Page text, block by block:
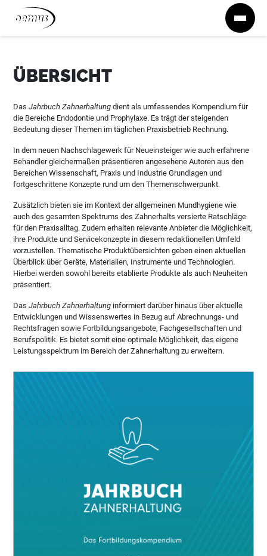
Zum Inhalt springen
ÜBERSICHT
DasJahrbuch Zahnerhaltung dient als umfassendes Kompendium für
die Bereiche Endodontie und Prophylaxe. Es trägt der steigenden
Bedeutung dieser Themen im täglichen Praxisbetrieb Rechnung.
In dem neuen Nachschlagewerk für Neueinsteiger wie auch erfahrene
Behandler gleichermaßen präsentieren angesehene Autoren aus den
Bereichen Wissenschaft, Praxis und Industrie Grundlagen und
fortgeschrittene Konzepte rund um den Themenschwerpunkt.
Zusätzlich bieten sie im Kontext der allgemeinen Mundhygiene wie
auch des gesamten Spektrums des Zahnerhalts versierte Ratschläge
für den Praxisalltag. Zudem erhalten relevante Anbieter die Möglichkeit,
ihre Produkte und Servicekonzepte in diesem redaktionellen Umfeld
vorzustellen. Thematische Produktübersichten geben einen aktuellen
Überblick über Geräte, Materialien, Instrumente und Technologien.
Hierbei werden sowohl bereits etablierte Produkte als auch Neuheiten
präsentiert.
DasJahrbuch Zahnerhaltung informiert darüber hinaus über aktuelle
Entwicklungen und Wissenswertes in Bezug auf Abrechnungs- und
Rechtsfragen sowie Fortbildungsangebote, Fachgesellschaften und
Berufspolitik. Es bietet somit eine optimale Möglichkeit, das eigene
Leistungsspektrum im Bereich der Zahnerhaltung zu erweitern.